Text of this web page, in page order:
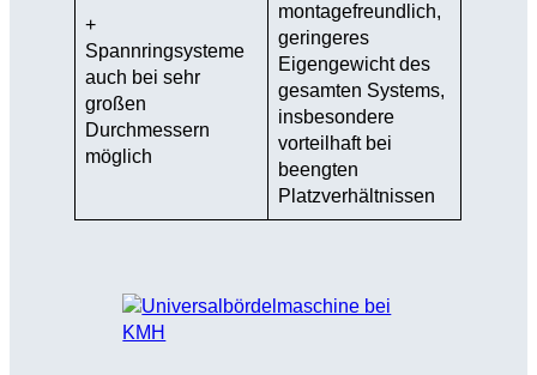
+
Spannringsysteme
auch bei sehr
großen
Durchmessern
möglich
montagefreundlich,
geringeres
Eigengewicht des
gesamten Systems,
insbesondere
vorteilhaft bei
beengten
Platzverhältnissen